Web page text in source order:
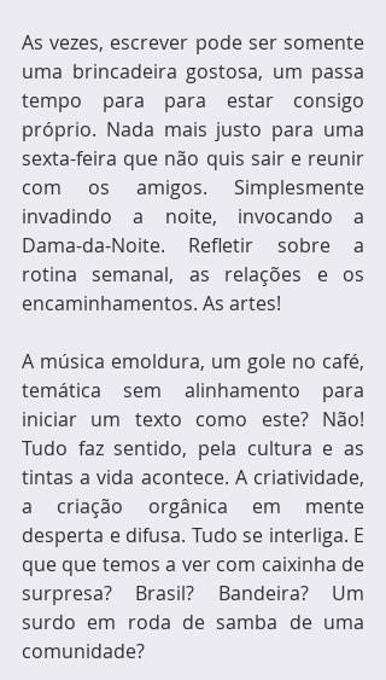
As vezes, escrever pode ser somente
uma brincadeira gostosa, um passa
tempo para para estar consigo
próprio. Nada mais justo para uma
sexta-feira que não quis sair e reunir
com os amigos. Simplesmente
invadindo a noite, invocando a
Dama-da-Noite. Refletir sobre a
rotina semanal, as relações e os
encaminhamentos. As artes!
A música emoldura, um gole no café,
temática sem alinhamento para
iniciar um texto como este? Não!
Tudo faz sentido, pela cultura e as
tintas a vida acontece. A criatividade,
a criação orgânica em mente
desperta e difusa. Tudo se interliga. E
que que temos a ver com caixinha de
surpresa? Brasil? Bandeira? Um
surdo em roda de samba de uma
comunidade?